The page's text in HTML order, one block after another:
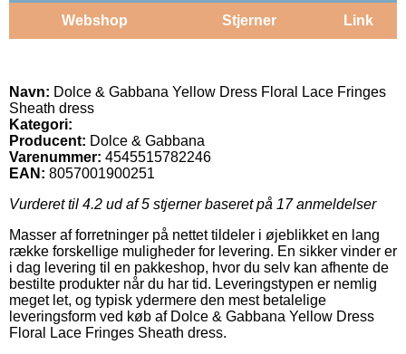
Webshop Stjerner Link
Navn: Dolce & Gabbana Yellow Dress Floral Lace Fringes
Sheath dress
Kategori:
Producent: Dolce & Gabbana
Varenummer: 4545515782246
EAN: 8057001900251
Vurderet til 4.2 ud af 5 stjerner baseret på 17anmeldelser
Masser af forretninger på nettet tildeler i øjeblikket en lang
række forskellige muligheder for levering. En sikker vinder er
i dag levering til en pakkeshop, hvor du selv kan afhente de
bestilte produkter når du har tid. Leveringstypen er nemlig
meget let, og typisk ydermere den mest betalelige
leveringsform ved køb af Dolce & Gabbana Yellow Dress
Floral Lace Fringes Sheath dress.